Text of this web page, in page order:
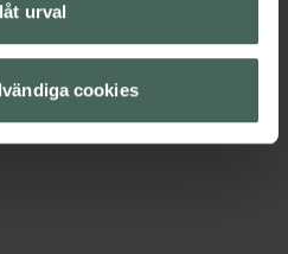
urval
cookies